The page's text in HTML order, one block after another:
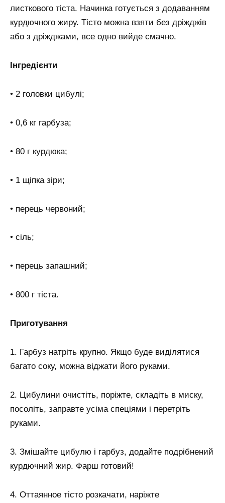
листкового тіста. Начинка готується з додаванням
курдючного жиру. Тісто можна взяти без дріжджів
або з дріжджами, все одно вийде смачно.
Інгредієнти
• 2 головки цибулі;
• 0,6 кг гарбуза;
• 80 г курдюка;
• 1 щіпка зіри;
• перець червоний;
• сіль;
• перець запашний;
• 800 г тіста.
Приготування
1. Гарбуз натріть крупно. Якщо буде виділятися
багато соку, можна віджати його руками.
2. Цибулини очистіть, поріжте, складіть в миску,
посоліть, заправте усіма спеціями і перетріть
руками.
3. Змішайте цибулю і гарбуз, додайте подрібнений
курдючний жир. Фарш готовий!
4. Оттаянное тісто розкачати, наріжте